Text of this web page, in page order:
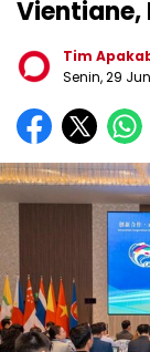
Vientiane,
Tim
Senin, 29